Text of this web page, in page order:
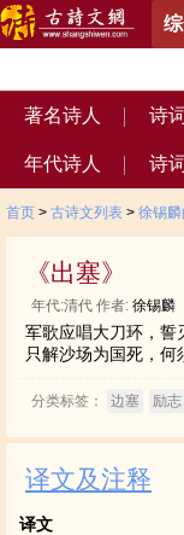
著名诗人 诗
年代诗人 诗
首页 > 古诗文列表 > 徐锡
《出塞》
年代:清代 作者: 徐锡麟
军歌应唱大刀环，誓
只解沙场为国死，何
分类标签： 边塞 励志
译文及注释
译文